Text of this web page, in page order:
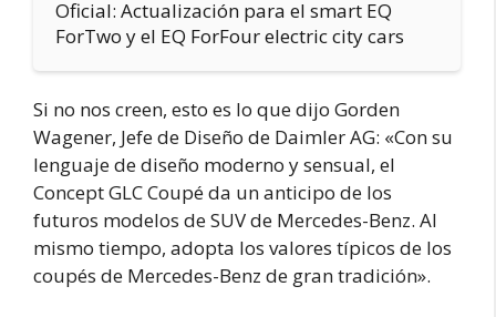
Oficial: Actualización para el smart EQ
ForTwo y el EQ ForFour electric city cars
Si no nos creen, esto es lo que dijo Gorden
Wagener, Jefe de Diseño de Daimler AG: «Con su
lenguaje de diseño moderno y sensual, el
Concept GLC Coupé da un anticipo de los
futuros modelos de SUV de Mercedes-Benz. Al
mismo tiempo, adopta los valores típicos de los
coupés de Mercedes-Benz de gran tradición».